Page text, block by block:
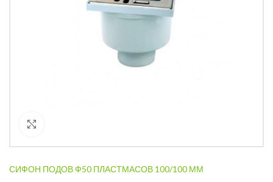
СИФОН ПОДОВ Ф50 ПЛАСТМАСОВ 100/100 ММ